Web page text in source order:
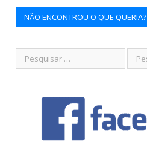
NÃO ENCONTROU O QUE QUERIA?